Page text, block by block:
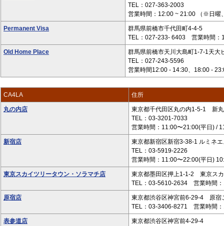
TEL：027-363-2003
営業時間：12:00 ~ 21:00 （※日曜
Permanent Visa
群馬県前橋市千代田町4-4-5
TEL：027-233- 6403 営業時間：
Old Home Place
群馬県前橋市天川大島町1-7-1天大
TEL：027-243-5596
営業時間12:00 - 14:30、18:00 -
CA4LA 住所
丸の内店
東京都千代田区丸の内1-5-1 新
TEL：03-3201-7033
営業時間：11:00〜21:00(平日) /
新宿店
東京都新宿区新宿3-38-1 ルミネ
TEL：03-5919-2226
営業時間：11:00〜22:00(平日)
東京スカイツリータウン・ソラマチ店
東京都墨田区押上1-1-2 東京ス
TEL：03-5610-2634 営業時間
原宿店
東京都渋谷区神宮前6-29-4 原宿
TEL：03-3406-8271 営業時間
表参道店
東京都渋谷区神宮前4-29-4